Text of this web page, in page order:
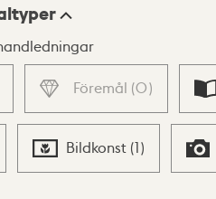
Föremål (0)
Bildkonst (1)